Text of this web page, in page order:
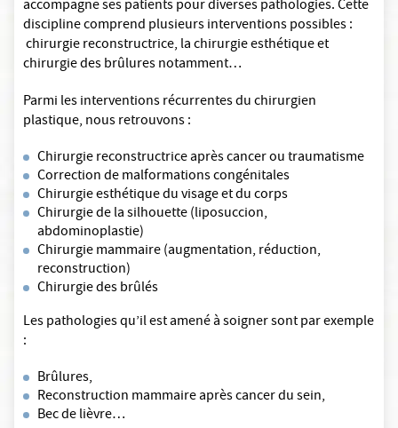
accompagne ses patients pour diverses pathologies. Cette
discipline comprend plusieurs interventions possibles :
chirurgie reconstructrice, la chirurgie esthétique et
chirurgie des brûlures notamment…
Parmi les interventions récurrentes du chirurgien
plastique, nous retrouvons :
Chirurgie reconstructrice après cancer ou traumatisme
Correction de malformations congénitales
Chirurgie esthétique du visage et du corps
Chirurgie de la silhouette (liposuccion,
abdominoplastie)
Chirurgie mammaire (augmentation, réduction,
reconstruction)
Chirurgie des brûlés
Les pathologies qu’il est amené à soigner sont par exemple
:
Brûlures,
Reconstruction mammaire après cancer du sein,
Bec de lièvre…